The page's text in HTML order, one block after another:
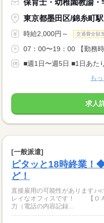
保育士・幼稚園教諭・
東京都墨田区/錦糸町駅
時給2,000円～ 交通費全額
07：00〜19：00 【勤務
■週1日〜週5日 ■1日あた
も
求人
[一般派遣]
ピタッと18時終業
ど！
直接雇用の可能性があります
レイなオフィスです！ 【ＯＡ
力（電話の内容記録...